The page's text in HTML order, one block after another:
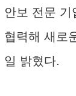
안보 전문
협력해 새로
일 밝혔다.